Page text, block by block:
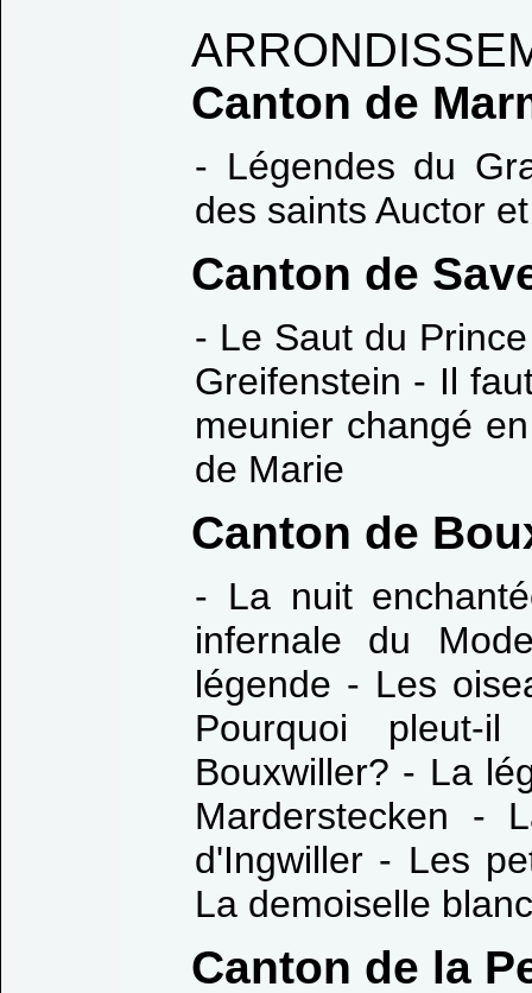
Canton de
- Légendes du
des saints Auctor
Canton de
- Le Saut du
Greifenstein - Il
meunier changé
de Marie
Canton de
- La nuit
infernale du
légende - Les
Pourquoi
Bouxwiller? - La
Marderstecken -
d'Ingwiller - Les
La demoiselle
Canton de la